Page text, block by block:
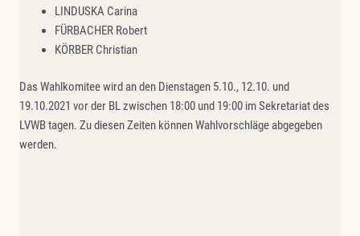
LINDUSKA Carina
FÜRBACHER Robert
KÖRBER Christian
Das Wahlkomitee wird an den Dienstagen 5.10., 12.10. und
19.10.2021 vor der BL zwischen 18:00 und 19:00 im Sekretariat des
LVWB tagen. Zu diesen Zeiten können Wahlvorschläge abgegeben
werden.